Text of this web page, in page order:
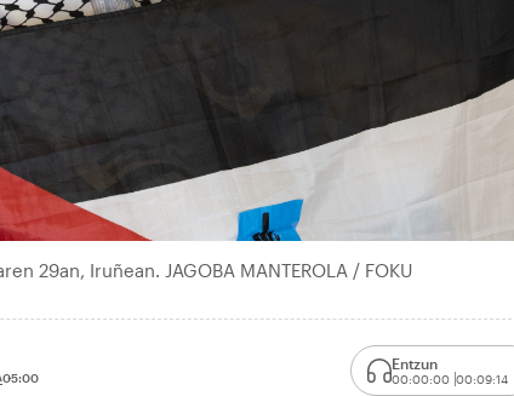
29an, Iruñean. JAGOBA MANTEROLA / FOKU
05:00
Entzun
00:00:00 00:09:14